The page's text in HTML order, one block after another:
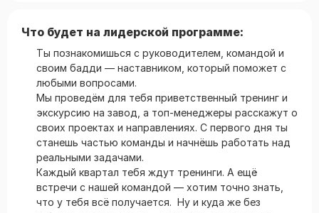
Что будет на лидерской программе:
Ты познакомишься с руководителем, командой и
своим бадди — наставником, который поможет с
любыми вопросами.
Мы проведём для тебя приветственный тренинг и
экскурсию на завод, а топ-менеджеры расскажут о
своих проектах и направлениях. С первого дня ты
станешь частью команды и начнёшь работать над
реальными задачами.
Каждый квартал тебя ждут тренинги. А ещё
встречи с нашей командой — хотим точно знать,
что у тебя всё получается. Ну и куда же без